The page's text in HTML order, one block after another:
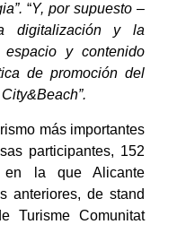
“Y, por supuesto –
digitalización y la
y contenido
de promoción del
más importantes
participantes, 152
en la que Alicante
anteriores, de stand
Turisme Comunitat